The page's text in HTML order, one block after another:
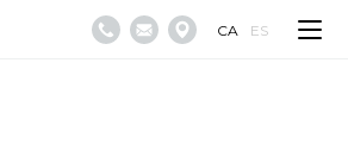
CA ES